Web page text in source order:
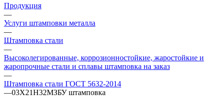
Продукция
—
Услуги штамповки металла
—
Штамповка стали
—
Высоколегированные, коррозионностойкие, жаростойкие и
жаропрочные стали и сплавы штамповка на заказ
—
Штамповка стали ГОСТ 5632-2014
—03X21Н32МЗБУ штамповка